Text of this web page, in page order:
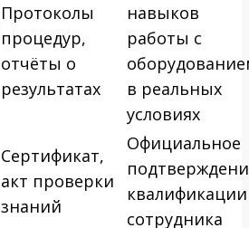
Протоколы
процедур,
отчёты о
результатах
навыков
работы с
в реальных
условиях
Сертификат,
акт проверки
знаний
Официальное
квалификации
сотрудника